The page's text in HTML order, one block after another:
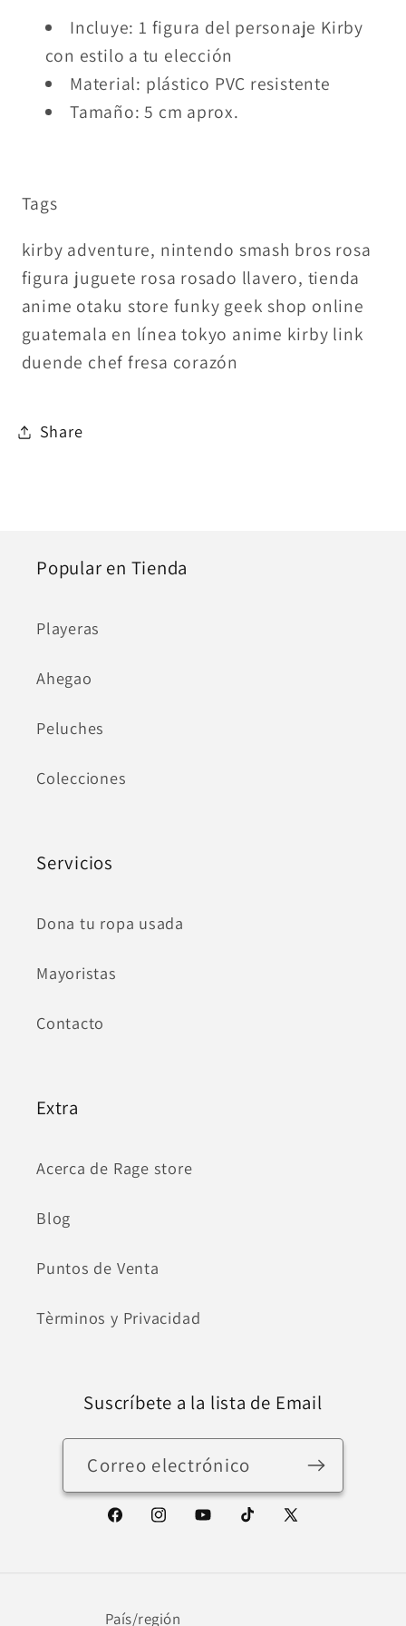
Incluye: 1 figura del personaje Kirby
con estilo a tu elección
Material: plástico PVC resistente
Tamaño: 5 cm aprox.
Tags
kirby adventure, nintendo smash bros rosa
figura juguete rosa rosado llavero, tienda
anime otaku store funky geek shop online
guatemala en línea tokyo anime kirby link
duende chef fresa corazón
Share
Popular en Tienda
Playeras
Ahegao
Peluches
Colecciones
Servicios
Dona tu ropa usada
Mayoristas
Contacto
Extra
Acerca de Rage store
Blog
Puntos de Venta
Tèrminos y Privacidad
Suscríbete a la lista de Email
Correo electrónico
FacebookInstagramYouTubeTikTokX
País/región